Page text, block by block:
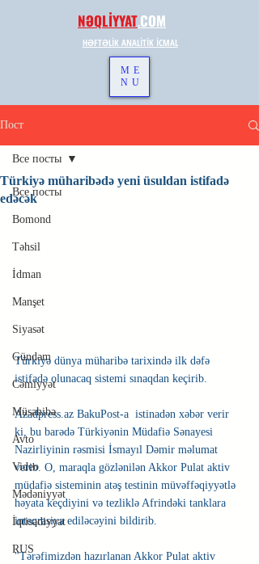
NƏQLİYYAT.COM
HƏFTƏLİK ANALİTİK İCMAL
ME
NU
Пост
Все посты
Bomond
Təhsil
İdman
Manşet
Siyasət
Gündəm
Cəmiyyət
Müsahibə
Avto
Video
Mədəniyyət
İqtisadiyyat
RUS
Все посты
Türkiyə müharibədə yeni üsuldan istifadə
edəcək
Türkiyə dünya müharibə tarixində ilk dəfə
istifadə olunacaq sistemi sınaqdan keçirib.
Azadpress.az BakuPost-a  istinadən xəbər verir
ki, bu barədə Türkiyənin Müdafiə Sənayesi
Nazirliyinin rəsmisi İsmayıl Dəmir məlumat
verib. O, maraqla gözlənilən Akkor Pulat aktiv
müdafiə sisteminin atəş testinin müvəffəqiyyətlə
həyata keçdiyini və tezliklə Afrindəki tanklara
inteqrasiya ediləcəyini bildirib.
"Tərəfimizdən hazırlanan Akkor Pulat aktiv